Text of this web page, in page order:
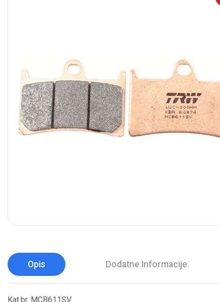
Opis Dodatne Informacije
Kat.br. MCB611SV